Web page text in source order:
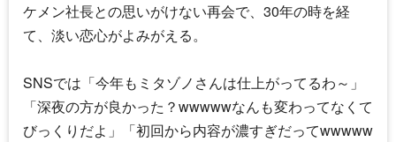
ケメン社長との思いがけない再会で、30年の時を経
て、淡い恋心がよみがえる。
SNSでは「今年もミタゾノさんは仕上がってるわ～」
「深夜の方が良かった？wwwwwなんも変わってなくて
びっくりだよ」「初回から内容が濃すぎだってwwwww